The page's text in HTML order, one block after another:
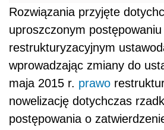
Rozwiązania przyjęte
uproszczonym postępowaniu
restrukturyzacyjnym
wprowadzając zmiany do
maja 2015 r. prawo
nowelizację dotychczas
postępowania o